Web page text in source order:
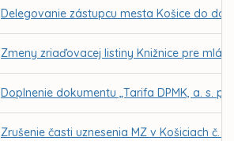
Delegovanie zástupcu mesta Košice do
Zmeny zriaďovacej listiny Knižnice pre
Doplnenie dokumentu „Tarifa DPMK, a. s.
Zrušenie časti uznesenia MZ v Košiciach č.